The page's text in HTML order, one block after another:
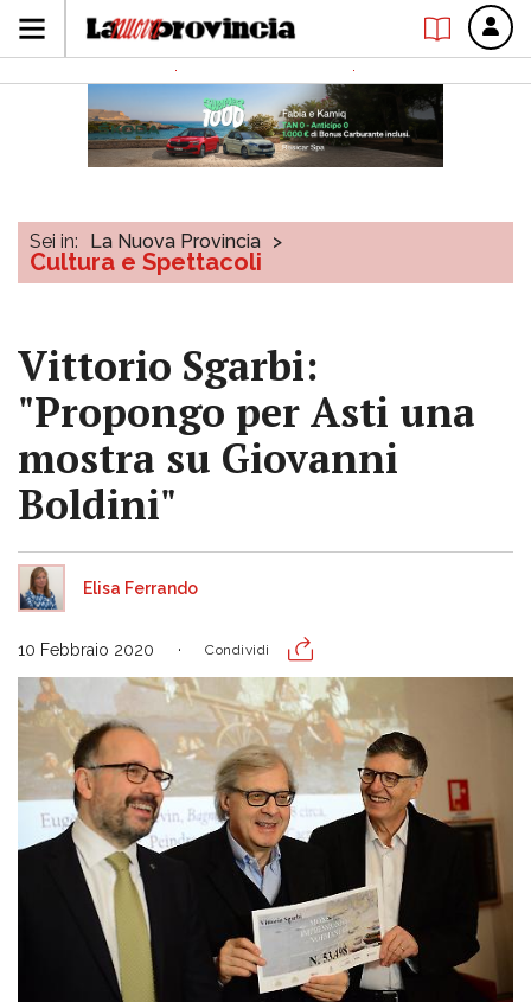
Sei in: La Nuova Provincia >
Cultura e Spettacoli
Vittorio Sgarbi:
"Propongo per Asti una
mostra su Giovanni
Boldini"
Elisa Ferrando
10 Febbraio 2020 Condividi